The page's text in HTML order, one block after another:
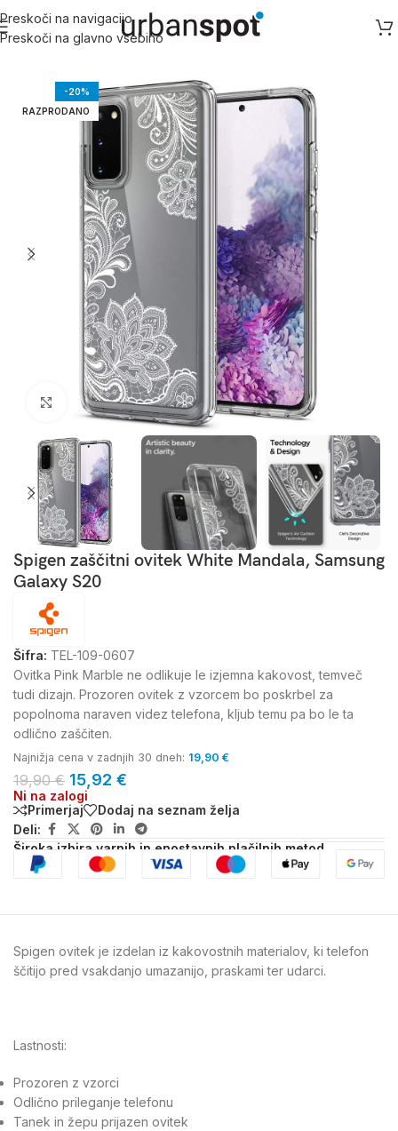
Preskoči na navigacijo
Preskoči na glavno vsebino
Domov/Samsung/Samsung S serija Galaxy S20
-20%
RAZPRODANO
Kliknite za povečavo
Spigen zaščitni ovitek White Mandala, Samsung
Galaxy S20
Šifra: TEL-109-0607
Ovitka Pink Marble ne odlikuje le izjemna kakovost, temveč
tudi dizajn. Prozoren ovitek z vzorcem bo poskrbel za
popolnoma naraven videz telefona, kljub temu pa bo le ta
odlično zaščiten.
Najnižja cena v zadnjih 30 dneh: 19,90 €
19,90€ 15,92 €
Ni na zalogi
Primerjaj
Dodaj na seznam želja
Deli:
Široka izbira varnih in enostavnih plačilnih metod
Spigen ovitek je izdelan iz kakovostnih materialov, ki telefon
ščitijo pred vsakdanjo umazanijo, praskami ter udarci.
Lastnosti:
Prozoren z vzorci
Odlično prileganje telefonu
Tanek in žepu prijazen ovitek